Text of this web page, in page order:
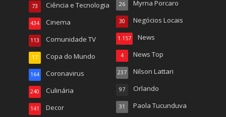
Ciência e Tecnologia
73
Cinema
434
Comunidade TV
113
Copa do Mundo
17
Coronavirus
164
Culinária
240
Decor
141
Myrna Porcaro
26
Negócios Locais
30
News
1.157
News Top
4
Nilson Lattari
237
Orlando
97
Paola Tucunduva
31